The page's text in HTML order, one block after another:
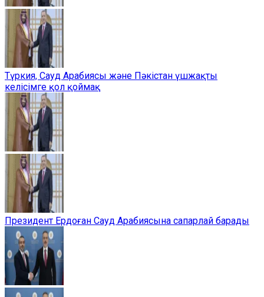
Түркия, Сауд Арабиясы және Пәкістан үшжақты
келісімге қол қоймақ
Президент Ердоған Сауд Арабиясына сапарлай барады